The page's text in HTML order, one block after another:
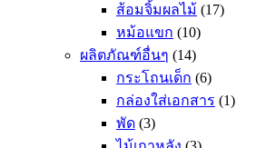
ส้อมจิ้มผลไม้ (17)
หม้อแขก (10)
ผลิตภัณฑ์อื่นๆ (14)
กระโถนเด็ก (6)
กล่องใส่เอกสาร (1)
พัด (3)